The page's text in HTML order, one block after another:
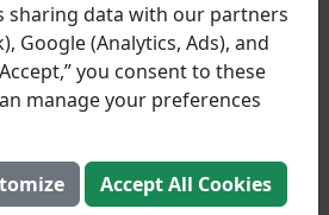
Reis- und
2. August 2025)
sharing data with our partners
Google (Analytics, Ads), and
you consent to these
manage your preferences
Accept All Cookies